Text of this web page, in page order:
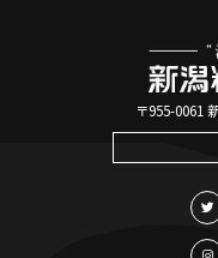
〒955-0061